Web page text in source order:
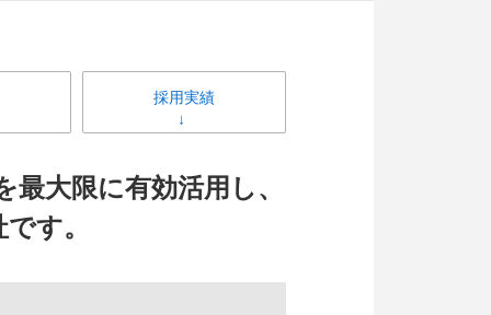
採用実績
大限に有効活用し、
す。